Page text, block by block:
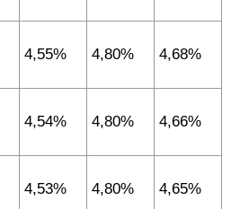
4,55% 4,80% 4,68%
4,54% 4,80% 4,66%
4,53% 4,80% 4,65%